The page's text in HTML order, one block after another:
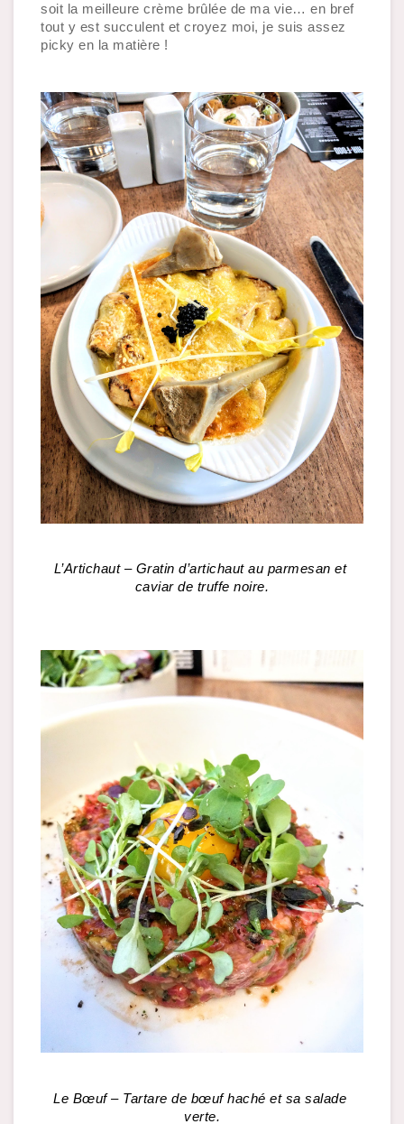
soit la meilleure crème brûlée de ma vie… en bref
tout y est succulent et croyez moi, je suis assez
picky en la matière !
L’Artichaut – Gratin d’artichaut au parmesan et
caviar de truffe noire.
Le Bœuf – Tartare de bœuf haché et sa salade
verte.